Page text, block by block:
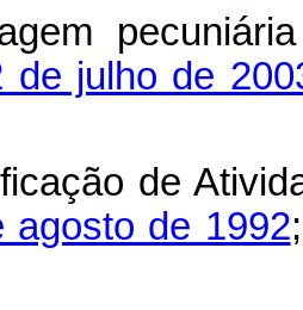
de julho de
de
agosto de 1992